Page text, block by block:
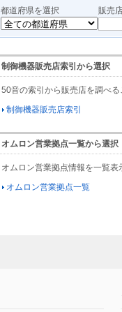
都道府県を選択 販売
制御機器販売店索引から選択
50音の索引から販売店を調べ
制御機器販売店索引
オムロン営業拠点一覧から選択
オムロン営業拠点情報を一覧表
オムロン営業拠点一覧